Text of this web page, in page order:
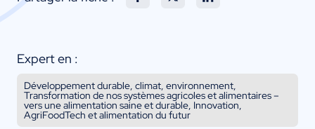
Expert en :
Développement durable, climat, environnement,
Transformation de nos systèmes agricoles et alimentaires –
vers une alimentation saine et durable, Innovation,
AgriFoodTech et alimentation du futur